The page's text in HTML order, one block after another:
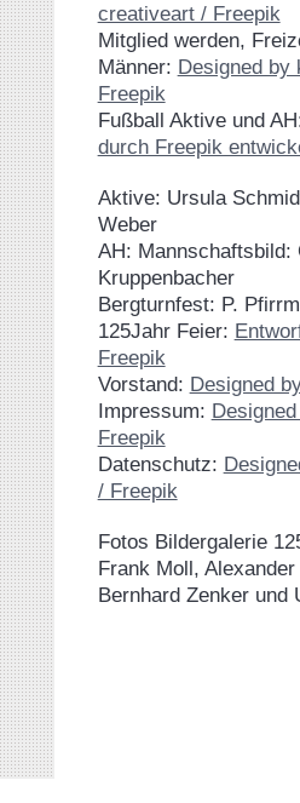
creativeart / Freepik
Mitglied werden,
Männer: Designed by
Freepik
Fußball Aktive und
durch Freepik
Aktive: Ursula
Weber
AH: Mannschaftsbild:
Kruppenbacher
Bergturnfest: P.
125Jahr Feier:
Freepik
Vorstand: Designed
Impressum:
Freepik
Datenschutz:
/ Freepik
Fotos Bildergalerie
Frank Moll,
Bernhard Zenker und